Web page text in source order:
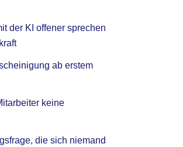
der KI offener sprechen
ab erstem
keine
die sich niemand